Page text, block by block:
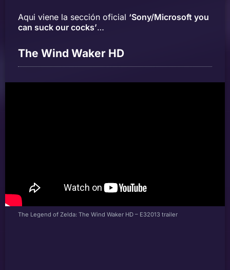
Aqui viene la sección oficial ‘Sony/Microsoft you
can suck our cocks’…
The Wind Waker HD
The Legend of Zelda: The Wind Waker HD – E32013 trailer